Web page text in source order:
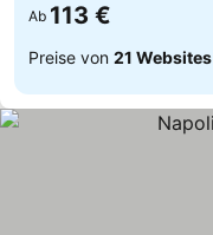
Ab 113 €
Preise von 21 Websites